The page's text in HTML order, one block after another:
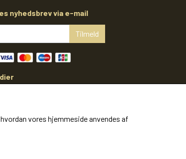
nyhedsbrev via e-mail
Tilmeld
vores hjemmeside anvendes af